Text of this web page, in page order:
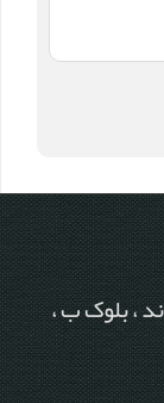
، بلوک ب ،